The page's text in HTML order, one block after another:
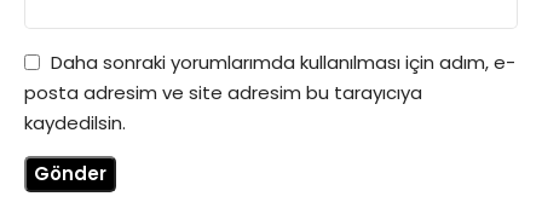
Daha sonraki yorumlarımda kullanılması için adım, e-
posta adresim ve site adresim bu tarayıcıya
kaydedilsin.